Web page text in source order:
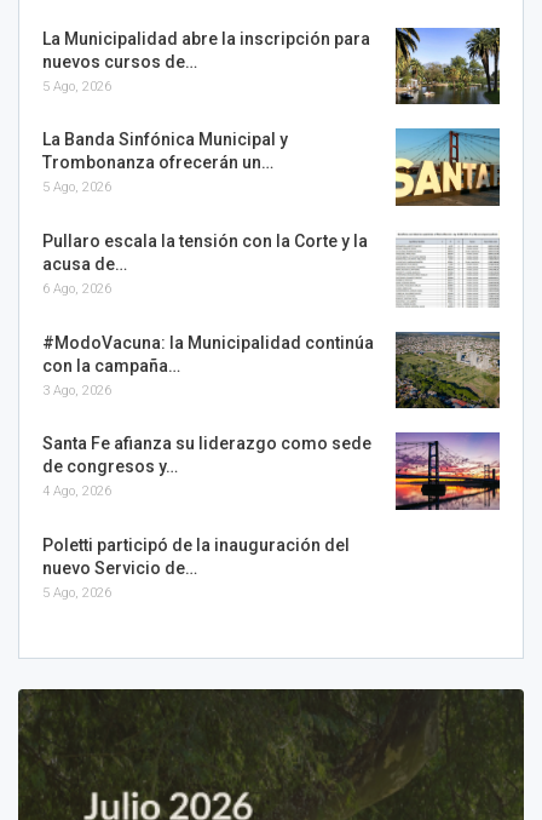
La Municipalidad abre la inscripción para
nuevos cursos de…
5 Ago, 2026
La Banda Sinfónica Municipal y
Trombonanza ofrecerán un…
5 Ago, 2026
Pullaro escala la tensión con la Corte y la
acusa de…
6 Ago, 2026
#ModoVacuna: la Municipalidad continúa
con la campaña…
3 Ago, 2026
Santa Fe afianza su liderazgo como sede
de congresos y…
4 Ago, 2026
Poletti participó de la inauguración del
nuevo Servicio de…
5 Ago, 2026